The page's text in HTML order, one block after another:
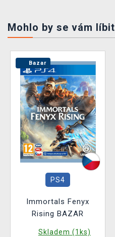
Mohlo by se vám líbit
Bazar
PS4
Immortals Fenyx
Rising BAZAR
Skladem (1ks)